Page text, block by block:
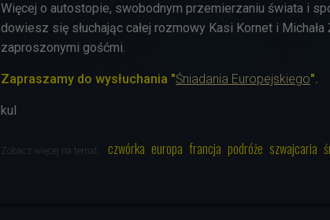
Więcej o autostopie, swobodnym przemierzaniu świata i
dowiesz się słuchając całej rozmowy Kasi Kornet i
zaproszonymi gośćmi.
Zapraszamy do wysłuchania "Śniadania Europejskiego".
kul
Zobacz więcej na temat: czwórka europa francja podróże szwajcaria